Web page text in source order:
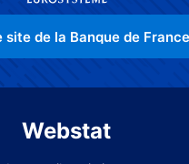
site de la Banque de France
Webstat